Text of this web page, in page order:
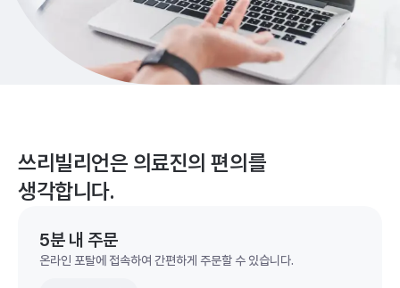
쓰리빌리언은 의료진의 편의를
생각합니다.
5분 내 주문
온라인 포탈에 접속하여 간편하게 주문할 수 있습니다.